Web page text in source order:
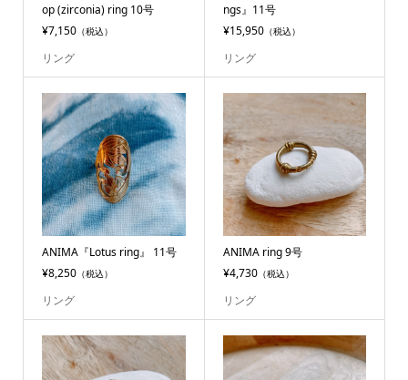
op (zirconia) ring 10号
¥7,150（税込）
リング
ngs』11号
¥15,950（税込）
リング
ANIMA『Lotus ring』 11号
¥8,250（税込）
リング
ANIMA ring 9号
¥4,730（税込）
リング